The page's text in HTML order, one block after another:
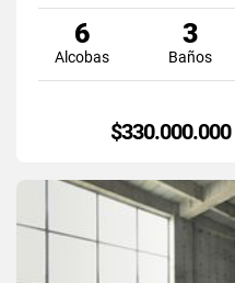
6
Alcobas
3
Baños
$330.000.000